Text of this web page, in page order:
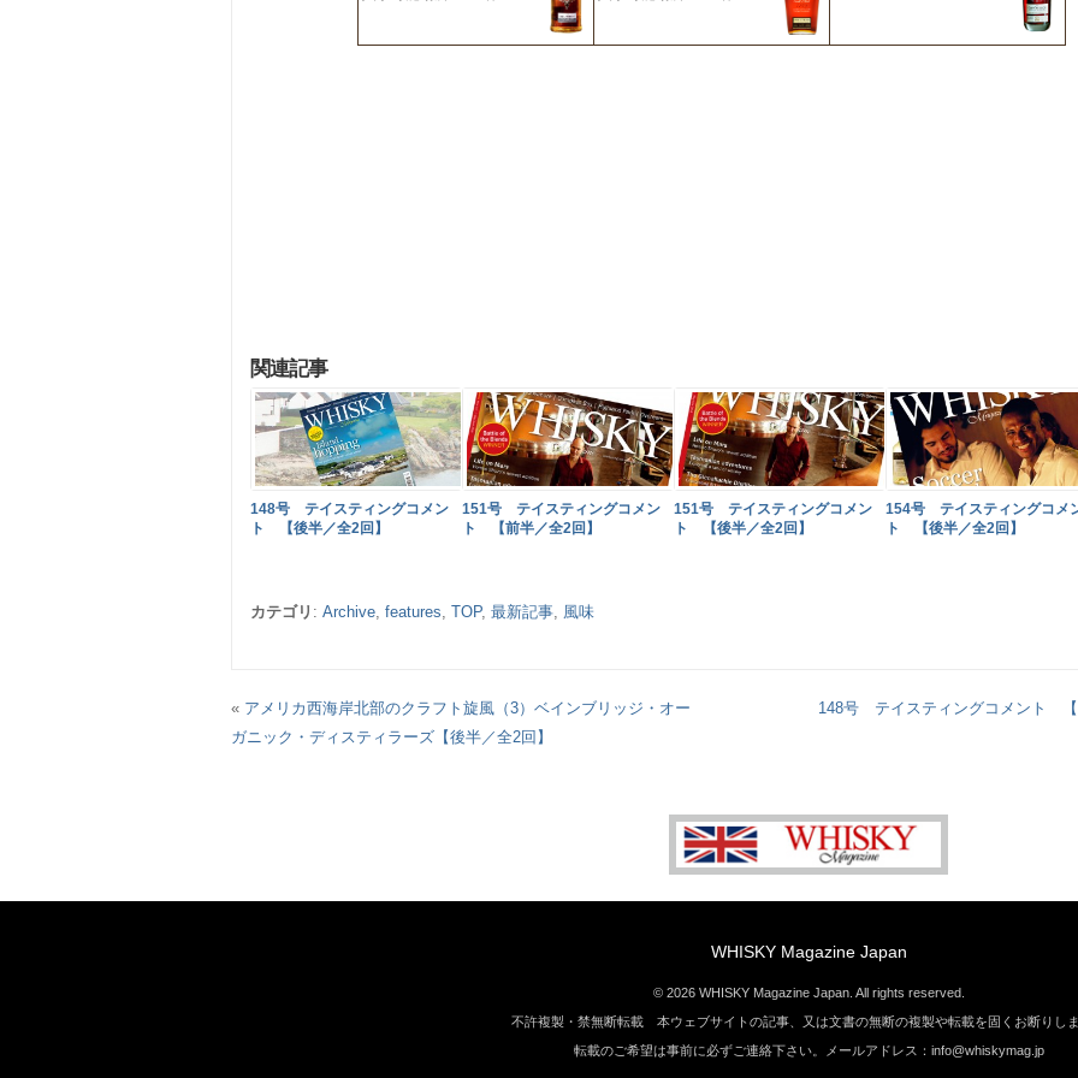
関連記事
148号 テイスティングコメン
ト 【後半／全2回】
151号 テイスティングコメン
ト 【前半／全2回】
151号 テイスティングコメン
ト 【後半／全2回】
154号 テイスティングコメ
ト 【後半／全2回】
カテゴリ : Archive features TOP, 最新記事 風味
« アメリカ西海岸北部のクラフト旋風（3）ベインブリッジ・オー
ガニック・ディスティラーズ【後半／全2回】
148号 テイスティングコメント 【
WHISKY Magazine Japan
© 2026 WHISKY Magazine Japan. All rights reserved.
不許複製・禁無断転載 本ウェブサイトの記事、又は文書の無断の複製や転載を固くお断りし
転載のご希望は事前に必ずご連絡下さい。メールアドレス：info@whiskymag.jp